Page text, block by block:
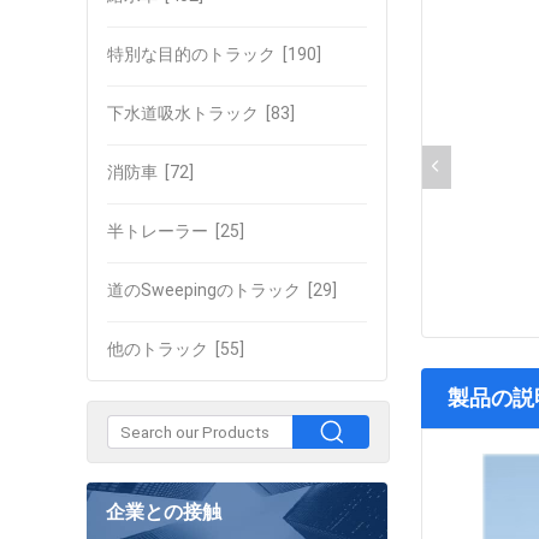
特別な目的のトラック [190]
下水道吸水トラック [83]
消防車 [72]
半トレーラー [25]
道のSweepingのトラック [29]
他のトラック [55]
企業との接触
製品の